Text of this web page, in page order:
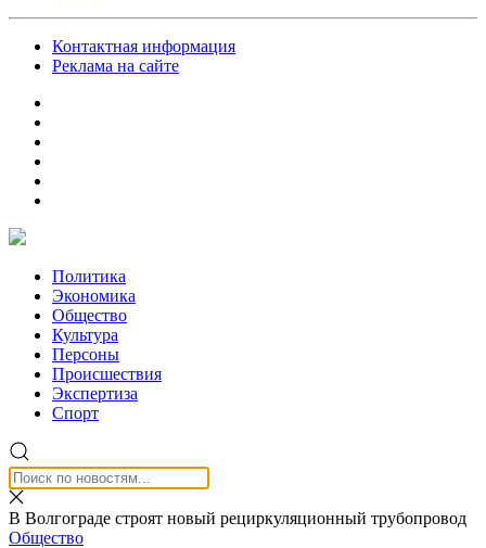
Контактная информация
Реклама на сайте
Политика
Экономика
Общество
Культура
Персоны
Происшествия
Экспертиза
Спорт
В Волгограде строят новый рециркуляционный трубопровод
Общество